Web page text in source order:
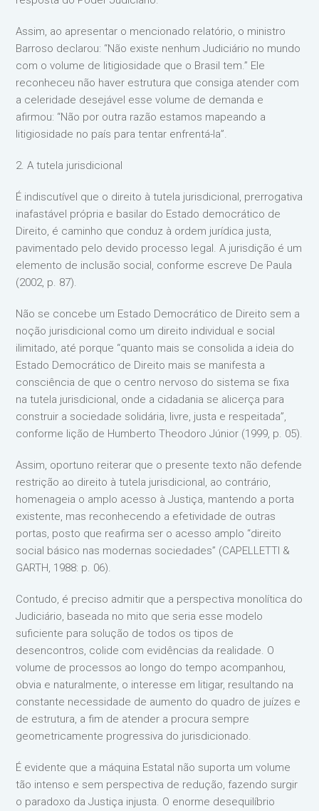
Assim, ao apresentar o mencionado relatório, o ministro
Barroso declarou: “Não existe nenhum Judiciário no mundo
com o volume de litigiosidade que o Brasil tem.” Ele
reconheceu não haver estrutura que consiga atender com
a celeridade desejável esse volume de demanda e
afirmou: “Não por outra razão estamos mapeando a
litigiosidade no país para tentar enfrentá-la”.
2. A tutela jurisdicional
É indiscutível que o direito à tutela jurisdicional, prerrogativa
inafastável própria e basilar do Estado democrático de
Direito, é caminho que conduz à ordem jurídica justa,
pavimentado pelo devido processo legal. A jurisdição é um
elemento de inclusão social, conforme escreve De Paula
(2002, p. 87).
Não se concebe um Estado Democrático de Direito sem a
noção jurisdicional como um direito individual e social
ilimitado, até porque “quanto mais se consolida a ideia do
Estado Democrático de Direito mais se manifesta a
consciência de que o centro nervoso do sistema se fixa
na tutela jurisdicional, onde a cidadania se alicerça para
construir a sociedade solidária, livre, justa e respeitada”,
conforme lição de Humberto Theodoro Júnior (1999, p. 05).
Assim, oportuno reiterar que o presente texto não defende
restrição ao direito à tutela jurisdicional, ao contrário,
homenageia o amplo acesso à Justiça, mantendo a porta
existente, mas reconhecendo a efetividade de outras
portas, posto que reafirma ser o acesso amplo “direito
social básico nas modernas sociedades” (CAPELLETTI &
GARTH, 1988: p. 06).
Contudo, é preciso admitir que a perspectiva monolítica do
Judiciário, baseada no mito que seria esse modelo
suficiente para solução de todos os tipos de
desencontros, colide com evidências da realidade. O
volume de processos ao longo do tempo acompanhou,
obvia e naturalmente, o interesse em litigar, resultando na
constante necessidade de aumento do quadro de juízes e
de estrutura, a fim de atender a procura sempre
geometricamente progressiva do jurisdicionado.
É evidente que a máquina Estatal não suporta um volume
tão intenso e sem perspectiva de redução, fazendo surgir
o paradoxo da Justiça injusta. O enorme desequilíbrio